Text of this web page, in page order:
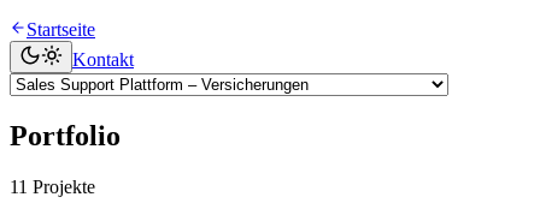
Startseite
Kontakt
Portfolio
11 Projekte